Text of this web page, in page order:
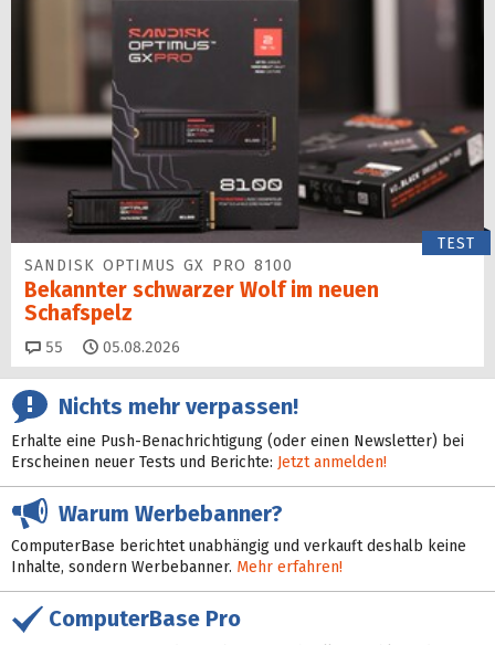
TEST
SANDISK OPTIMUS GX PRO 8100
Bekannter schwarzer Wolf im neuen
Schafspelz
55 Kommentare
05.08.2026
Nichts mehr verpassen!
Erhalte eine Push-Benachrichtigung (oder einen Newsletter) bei
Erscheinen neuer Tests und Berichte: Jetzt anmelden!
Warum Werbebanner?
ComputerBase berichtet unabhängig und verkauft deshalb keine
Inhalte, sondern Werbebanner. Mehr erfahren!
ComputerBase Pro